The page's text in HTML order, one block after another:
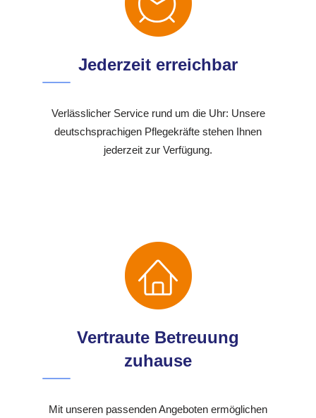
Jederzeit erreichbar
Verlässlicher Service rund um die Uhr: Unsere
deutschsprachigen Pflegekräfte stehen Ihnen
jederzeit zur Verfügung.
Vertraute Betreuung
zuhause
Mit unseren passenden Angeboten ermöglichen